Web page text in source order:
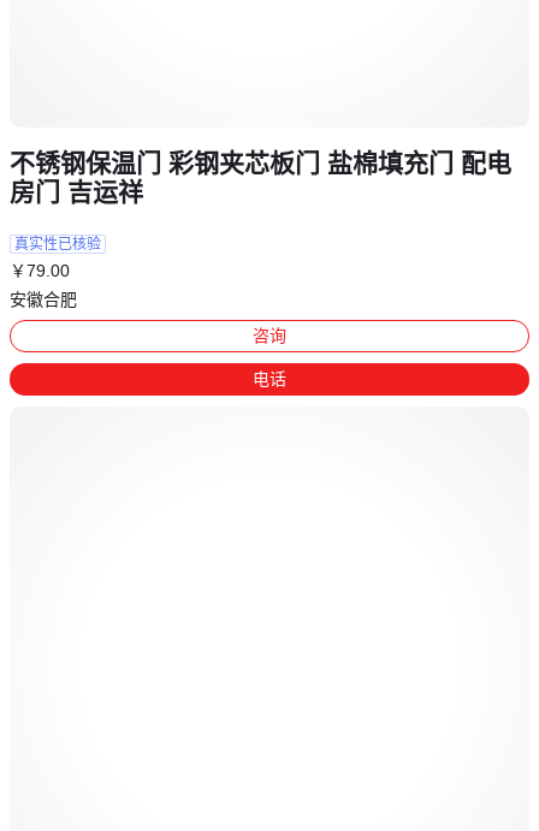
不锈钢保温门 彩钢夹芯板门 盐棉填充门 配电
房门 吉运祥
真实性已核验
￥79.00
安徽合肥
咨询
电话